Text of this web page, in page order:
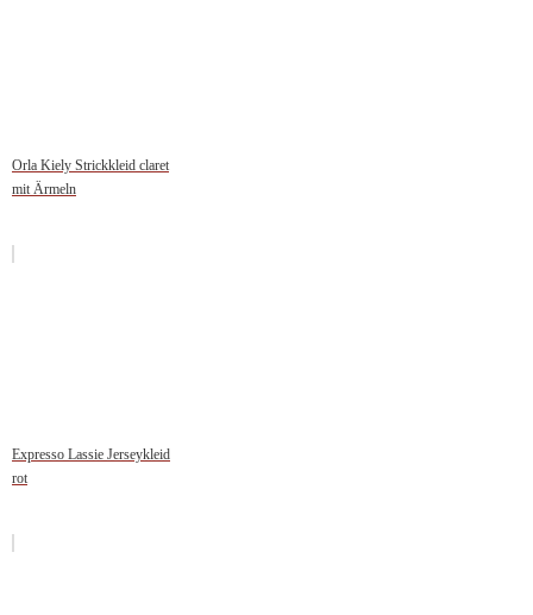
Orla Kiely Strickkleid claret
mit Ärmeln
Expresso Lassie Jerseykleid
rot